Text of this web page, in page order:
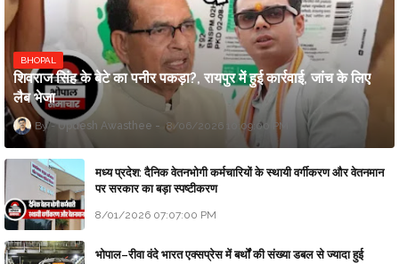
BHOPAL
शिवराज सिंह के बेटे का पनीर पकड़ा?, रायपुर में हुई कार्रवाई, जांच के लिए
लैब भेजा
Updesh Awasthee 8/06/2026 10:09:00 PM
मध्य प्रदेश: दैनिक वेतनभोगी कर्मचारियों के स्थायी वर्गीकरण और वेतनमान
पर सरकार का बड़ा स्पष्टीकरण
8/01/2026 07:07:00 PM
भोपाल–रीवा वंदे भारत एक्सप्रेस में बर्थों की संख्या डबल से ज्यादा हुई